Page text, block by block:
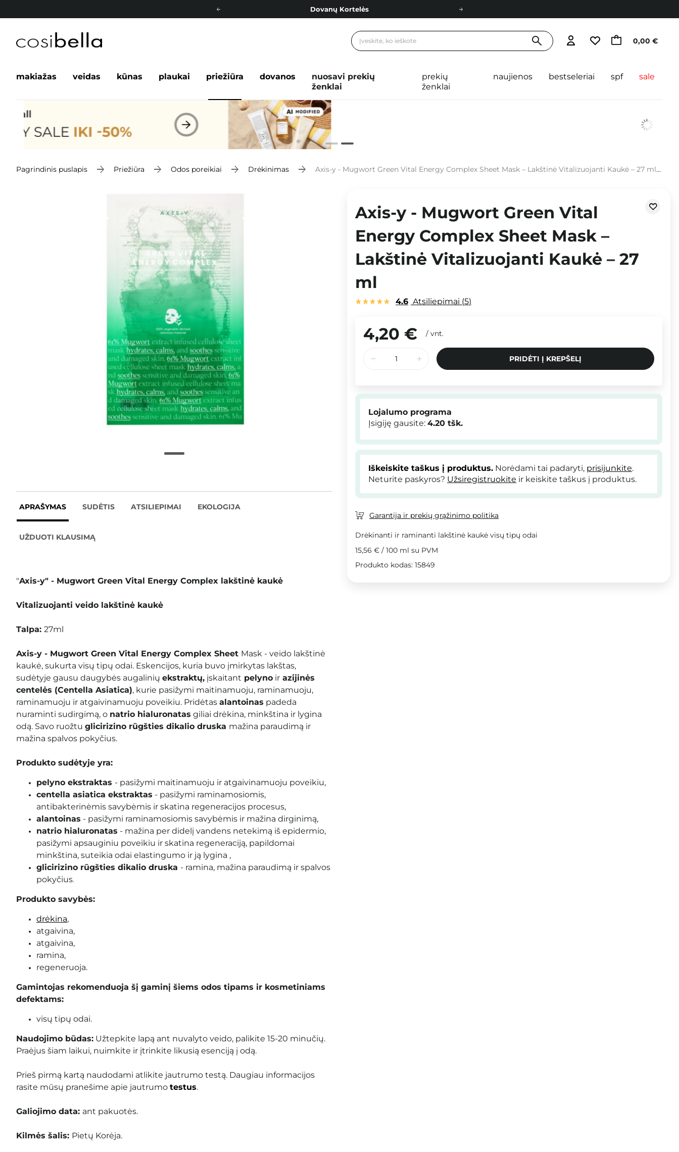
Dovanų Kortelės
Nemokamas pristatymas nuo 40,00 € 0,00 €
makiažas veidas kūnas plaukai priežiūra dovanos
nuosavi prekių
ženklai
prekių
ženklai
naujienos bestseleriai spf sale
Pagrindinis puslapis Priežiūra Odos poreikiai Drėkinimas Axis-y - Mugwort Green Vital Energy Complex Sheet Mask – Lakštinė Vitalizuojanti Kaukė – 27 ml
APRAŠYMAS SUDĖTIS ATSILIEPIMAI EKOLOGIJA
UŽDUOTI KLAUSIMĄ
"Axis-y" - Mugwort Green Vital Energy Complex lakštinė kaukė
Vitalizuojanti veido lakštinė kaukė
Talpa: 27ml
Axis-y - Mugwort Green Vital Energy Complex Sheet Mask - veido lakštinė
kaukė, sukurta visų tipų odai. Eskencijos, kuria buvo įmirkytas lakštas,
sudėtyje gausu daugybės augalinių ekstraktų, įskaitant pelyno ir azijinės
centelės (Centella Asiatica), kurie pasižymi maitinamuoju, raminamuoju,
raminamuoju ir atgaivinamuoju poveikiu. Pridėtas alantoinas padeda
nuraminti sudirgimą, o natrio hialuronatas giliai drėkina, minkština ir lygina
odą. Savo ruožtu glicirizino rūgšties dikalio druska mažina paraudimą ir
mažina spalvos pokyčius.
Produkto sudėtyje yra:
pelyno ekstraktas - pasižymi maitinamuoju ir atgaivinamuoju poveikiu,
centella asiatica ekstraktas - pasižymi raminamosiomis,
antibakterinėmis savybėmis ir skatina regeneracijos procesus,
alantoinas - pasižymi raminamosiomis savybėmis ir mažina dirginimą,
natrio hialuronatas - mažina per didelį vandens netekimą iš epidermio,
pasižymi apsauginiu poveikiu ir skatina regeneraciją, papildomai
minkština, suteikia odai elastingumo ir ją lygina ,
glicirizino rūgšties dikalio druska - ramina, mažina paraudimą ir spalvos
pokyčius.
Produkto savybės:
drėkina,
atgaivina,
atgaivina,
ramina,
regeneruoja.
Gamintojas rekomenduoja šį gaminį šiems odos tipams ir kosmetiniams
defektams:
visų tipų odai.
Naudojimo būdas: Užtepkite lapą ant nuvalyto veido, palikite 15-20 minučių.
Praėjus šiam laikui, nuimkite ir įtrinkite likusią esenciją į odą.
Prieš pirmą kartą naudodami atlikite jautrumo testą. Daugiau informacijos
rasite mūsų pranešime apie jautrumo testus.
Galiojimo data: ant pakuotės.
Kilmės šalis: Pietų Korėja.
Axis-y - Mugwort Green Vital
Energy Complex Sheet Mask –
Lakštinė Vitalizuojanti Kaukė – 27
ml
4.6 Atsiliepimai 5
4,20 € / vnt.
PRIDĖTI Į KREPŠELĮ
Lojalumo programa
Įsigiję gausite: 4.20 tšk.
Iškeiskite taškus į produktus. Norėdami tai padaryti, prisijunkite.
Neturite paskyros? Užsiregistruokite ir keiskite taškus į produktus.
Garantija ir prekių grąžinimo politika
Drėkinanti ir raminanti lakštinė kaukė visų tipų odai
15,56 € / 100 ml su PVM
Produkto kodas: 15849